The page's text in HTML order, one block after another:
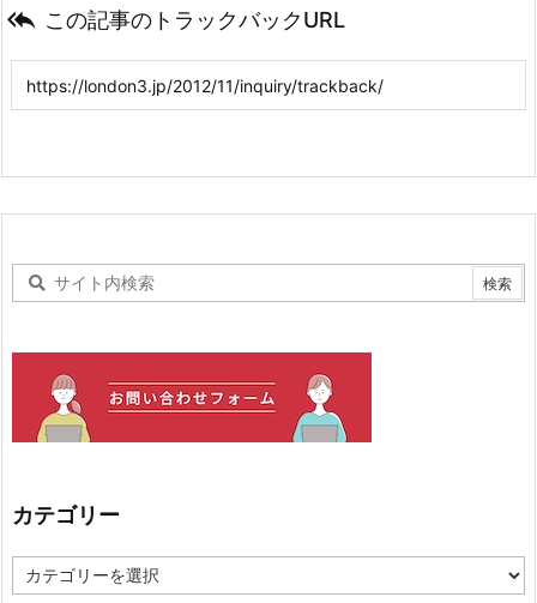
 この記事のトラックバックURL
カテゴリー
テ